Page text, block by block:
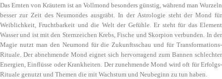
Das Ernten von Kräutern ist an Vollmond besonders günstig, während man Wurzeln
besser zur Zeit des Neumondes ausgräbt. In der Astrologie steht der Mond für
Weiblichkeit, Fruchtbarkeit und die Welt der Gefühle. Er steht für das Element
Wasser und ist mit den Sternzeichen Krebs, Fische und Skorpion verbunden. In der
Magie nutzt man den Neumond für die Zukunftsschau und für Transformations-
Rituale. Der abnehmende Mond eignet sich hervorragend zum Bannen schlechter
Energien, Einflüsse oder Krankheiten. Der zunehmende Mond wird oft für Erfolgs-
Rituale genutzt und Themen die mit Wachstum und Neubeginn zu tun haben.